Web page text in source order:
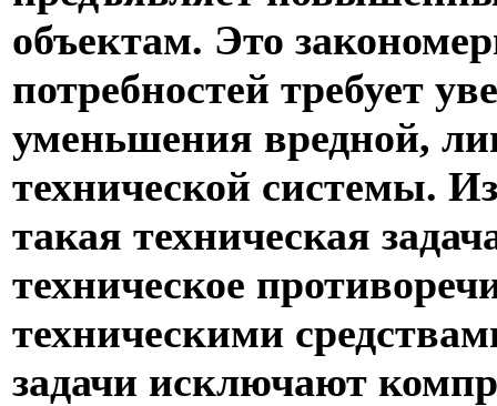
объектам. Это
потребностей требует
уменьшения вредной,
технической системы.
такая техническая
техническое
техническими
задачи исключают